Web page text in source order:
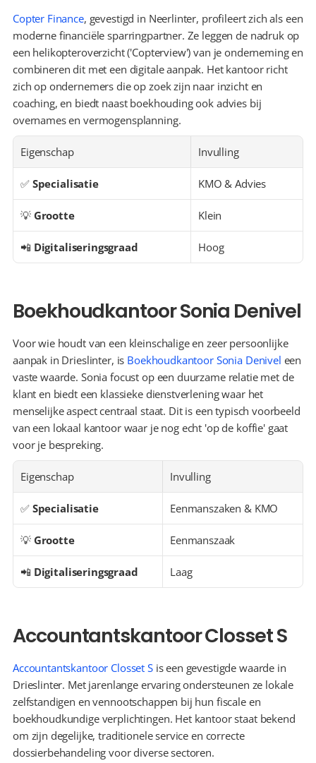
Copter Finance, gevestigd in Neerlinter, profileert zich als een
moderne financiële sparringpartner. Ze leggen de nadruk op
een helikopteroverzicht ('Copterview') van je onderneming en
combineren dit met een digitale aanpak. Het kantoor richt
zich op ondernemers die op zoek zijn naar inzicht en
coaching, en biedt naast boekhouding ook advies bij
overnames en vermogensplanning.
Eigenschap Invulling
✅ Specialisatie KMO & Advies
💡 Grootte Klein
📲 Digitaliseringsgraad Hoog
Boekhoudkantoor Sonia Denivel
Voor wie houdt van een kleinschalige en zeer persoonlijke
aanpak in Drieslinter, is Boekhoudkantoor Sonia Denivel een
vaste waarde. Sonia focust op een duurzame relatie met de
klant en biedt een klassieke dienstverlening waar het
menselijke aspect centraal staat. Dit is een typisch voorbeeld
van een lokaal kantoor waar je nog echt 'op de koffie' gaat
voor je bespreking.
Eigenschap Invulling
✅ Specialisatie Eenmanszaken & KMO
💡 Grootte Eenmanszaak
📲 Digitaliseringsgraad Laag
Accountantskantoor Closset S
Accountantskantoor Closset S is een gevestigde waarde in
Drieslinter. Met jarenlange ervaring ondersteunen ze lokale
zelfstandigen en vennootschappen bij hun fiscale en
boekhoudkundige verplichtingen. Het kantoor staat bekend
om zijn degelijke, traditionele service en correcte
dossierbehandeling voor diverse sectoren.